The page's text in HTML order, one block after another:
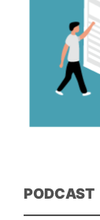
PODCAST